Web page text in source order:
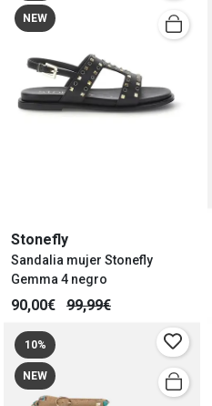
NEW
Stonefly
Sandalia mujer Stonefly
Gemma 4 negro
90,00€ 99,99€
10%
NEW